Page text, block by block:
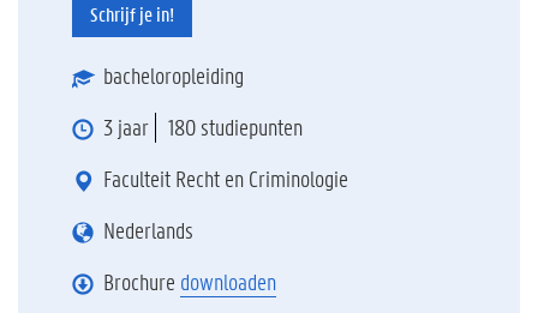
Schrijf je in!
bacheloropleiding
3 jaar
180 studiepunten
Faculteit Recht en Criminologie
Nederlands
Brochure downloaden